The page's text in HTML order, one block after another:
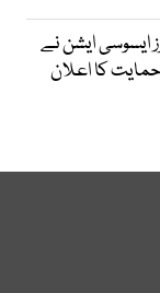
ایسوسی ایشن نے
حمایت کا اعلان